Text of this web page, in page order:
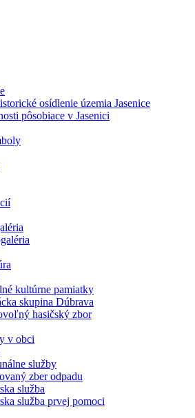
osídlenie územia Jasenice
pôsobiace v Jasenici
kultúrne pamiatky
skupina Dúbrava
hasičský zbor
v obci
služby
zber odpadu
služba
služba prvej pomoci